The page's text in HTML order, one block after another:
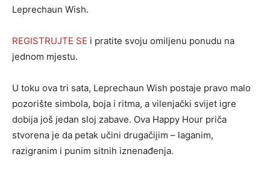
Leprechaun Wish.
REGISTRUJTE SE i pratite svoju omiljenu ponudu na
jednom mjestu.
U toku ova tri sata, Leprechaun Wish postaje pravo malo
pozorište simbola, boja i ritma, a vilenjački svijet igre
dobija još jedan sloj zabave. Ova Happy Hour priča
stvorena je da petak učini drugačijim – laganim,
razigranim i punim sitnih iznenađenja.